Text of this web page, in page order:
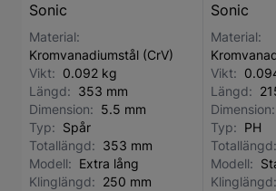
Sonic
Material:
Kromvanadiumstål (CrV)
Vikt: 0.092 kg
Längd: 353 mm
Dimension: 5.5 mm
Typ: Spår
Totallängd: 353 mm
Modell: Extra lång
Klinglängd: 250 mm
Sonic
Material:
Vikt:
Längd:
Dimension:
Typ: PH
Totallängd:
Modell:
Klinglängd: